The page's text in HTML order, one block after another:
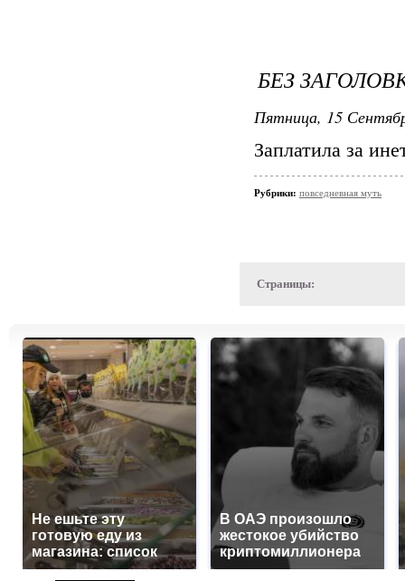
БЕЗ
Пятница, 15
Заплатила за
Рубрики: повседневная муть
Страницы:
Не ешьте эту
готовую еду из
магазина: список
В ОАЭ произошло
жестокое убийство
криптомиллионера